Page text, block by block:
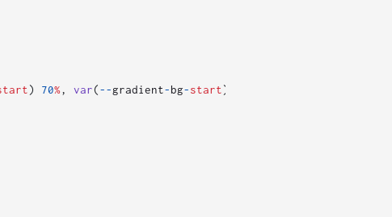
) 70%, var(--gradient-bg-start)